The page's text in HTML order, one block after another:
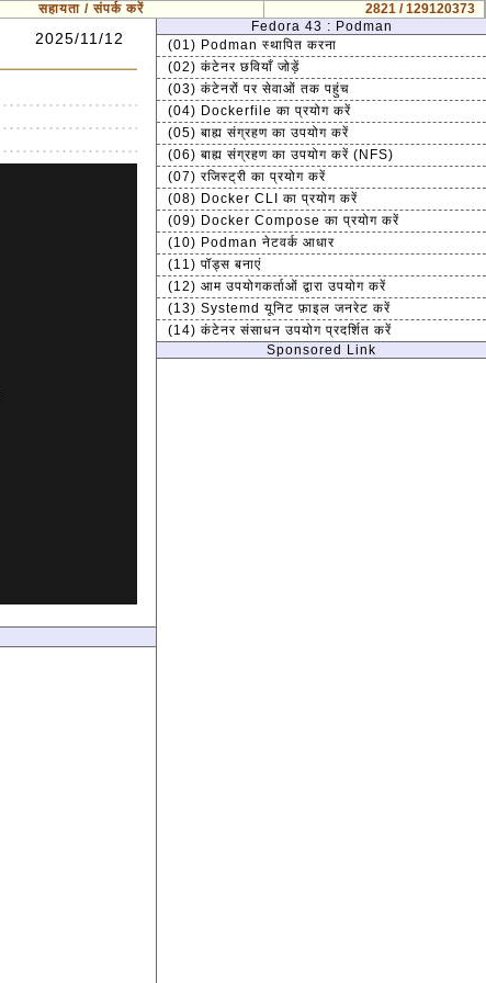
सहायता / संपर्क करें
2821 / 129120373
2025/11/12
Fedora 43 : Podman
(01) Podman स्थापित करना
(02) कंटेनर छवियाँ जोड़ें
(03) कंटेनरों पर सेवाओं तक पहुंच
(04) Dockerfile का प्रयोग करें
(05) बाह्य संग्रहण का उपयोग करें
(06) बाह्य संग्रहण का उपयोग करें (NFS)
(07) रजिस्ट्री का प्रयोग करें
(08) Docker CLI का प्रयोग करें
(09) Docker Compose का प्रयोग करें
(10) Podman नेटवर्क आधार
(11) पॉड्स बनाएं
(12) आम उपयोगकर्ताओं द्वारा उपयोग करें
(13) Systemd यूनिट फ़ाइल जनरेट करें
(14) कंटेनर संसाधन उपयोग प्रदर्शित करें
Sponsored Link